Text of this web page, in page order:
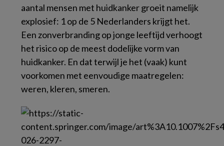
aantal mensen met huidkanker groeit namelijk
explosief: 1 op de 5 Nederlanders krijgt het.
Een zonverbranding op jonge leeftijd verhoogt
het risico op de meest dodelijke vorm van
huidkanker. En dat terwijl je het (vaak) kunt
voorkomen met eenvoudige maatregelen:
weren, kleren, smeren.